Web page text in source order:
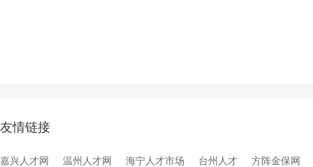
友情链接
嘉兴人才网 温州人才网 海宁人才市场 台州人才 方阵金保网